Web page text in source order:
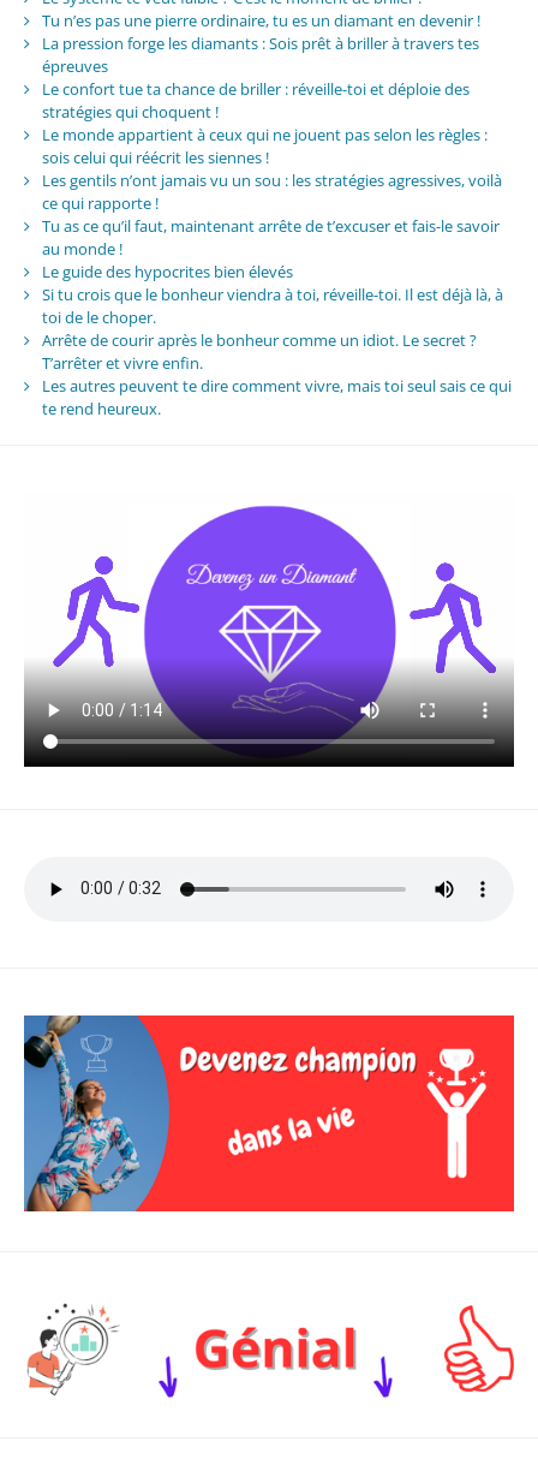
Tu n’es pas une pierre ordinaire, tu es un diamant en devenir !
La pression forge les diamants : Sois prêt à briller à travers tes
épreuves
Le confort tue ta chance de briller : réveille-toi et déploie des
stratégies qui choquent !
Le monde appartient à ceux qui ne jouent pas selon les règles :
sois celui qui réécrit les siennes !
Les gentils n’ont jamais vu un sou : les stratégies agressives, voilà
ce qui rapporte !
Tu as ce qu’il faut, maintenant arrête de t’excuser et fais-le savoir
au monde !
Le guide des hypocrites bien élevés
Si tu crois que le bonheur viendra à toi, réveille-toi. Il est déjà là, à
toi de le choper.
Arrête de courir après le bonheur comme un idiot. Le secret ?
T’arrêter et vivre enfin.
Les autres peuvent te dire comment vivre, mais toi seul sais ce qui
te rend heureux.